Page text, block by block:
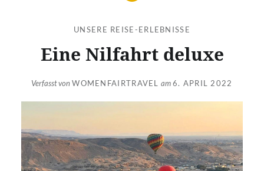
UNSERE REISE-ERLEBNISSE
Eine Nilfahrt deluxe
Verfasst vonWOMENFAIRTRAVEL am 6. APRIL 2022